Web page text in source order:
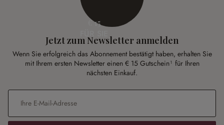
€ 15
Jetzt zum Newsletter anmelden
Wenn Sie erfolgreich das Abonnement bestätigt haben, erhalten Sie
mit Ihrem ersten Newsletter einen € 15 Gutschein¹ für Ihren
nächsten Einkauf.
E-Mail-Adresse